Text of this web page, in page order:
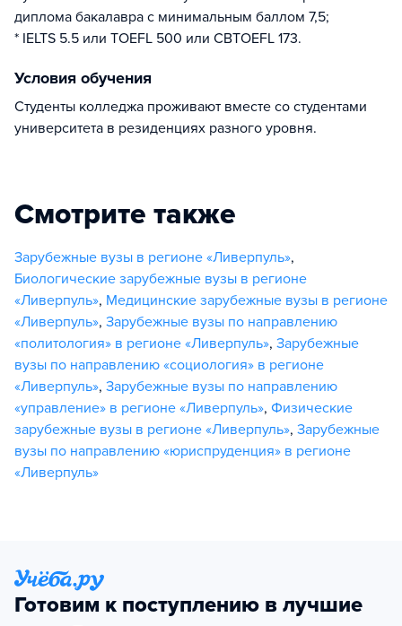
диплома бакалавра с минимальным баллом 7,5;
* IELTS 5.5 или TOEFL 500 или CBTOEFL 173.
Условия обучения
Студенты колледжа проживают вместе со студентами
университета в резиденциях разного уровня.
Смотрите также
Зарубежные вузы в регионе «Ливерпуль»,
Биологические зарубежные вузы в регионе
«Ливерпуль», Медицинские зарубежные вузы в регионе
«Ливерпуль», Зарубежные вузы по направлению
«политология» в регионе «Ливерпуль», Зарубежные
вузы по направлению «социология» в регионе
«Ливерпуль», Зарубежные вузы по направлению
«управление» в регионе «Ливерпуль», Физические
зарубежные вузы в регионе «Ливерпуль», Зарубежные
вузы по направлению «юриспруденция» в регионе
«Ливерпуль»
Готовим к поступлению в лучшие